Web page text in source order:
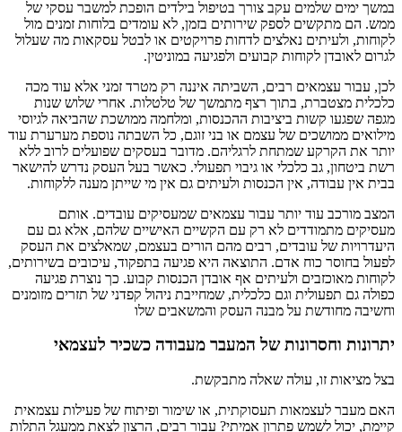
במשך ימים שלמים עקב צורך בטיפול בילדים הופכת למשבר עסקי של
ממש. הם מתקשים לספק שירותים בזמן, לא עומדים בלוחות זמנים מול
לקוחות, ולעיתים נאלצים לדחות פרויקטים או לבטל עסקאות מה שעלול
לגרום לאובדן לקוחות קבועים ולפגיעה במוניטין.
לכן, עבור עצמאים רבים, השביתה איננה רק מטרד זמני אלא עוד מכה
כלכלית מצטברת, בתוך רצף מתמשך של טלטלות. אחרי שלוש שנות
מגפה שפגעו קשות ביציבות ההכנסות, ומלחמה ממושכת שהביאה לגיוסי
מילואים ממושכים של עצמם או בני זוגם, כל השבתה נוספת מערערת עוד
יותר את הקרקע שמתחת לרגליהם. מדובר בעסקים שפועלים לרוב ללא
רשת ביטחון, גב כלכלי או גיבוי תפעולי. כאשר בעל העסק נדרש להישאר
בבית אין עבודה, אין הכנסות ולעיתים גם אין מי שייתן מענה ללקוחות.
המצב מורכב עוד יותר עבור עצמאים שמעסיקים עובדים. אותם
מעסיקים מתמודדים לא רק עם הקשיים האישיים שלהם, אלא גם עם
היעדרויות של עובדים, רבים מהם הורים בעצמם, שמאלצים את העסק
לפעול בחוסר כוח אדם. התוצאה היא פגיעה בתפקוד, עיכובים בשירותים,
לקוחות מאוכזבים ולעיתים אף אובדן הכנסות קבוע. כך נוצרת פגיעה
כפולה גם תפעולית וגם כלכלית, שמחייבת ניהול קפדני של תזרים מזומנים
וחשיבה מחודשת על מבנה העסק והמשאבים שלו
יתרונות וחסרונות של המעבר מעבודה כשכיר לעצמאי
בצל מציאות זו, עולה שאלה מתבקשת.
האם מעבר לעצמאות תעסוקתית, או שימור ופיתוח של פעילות עצמאית
קיימת, יכול לשמש פתרון אמיתי? עבור רבים, הרצון לצאת ממעגל התלות